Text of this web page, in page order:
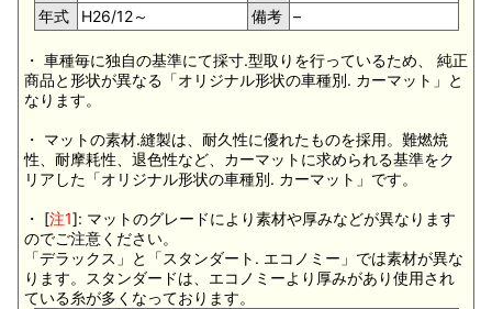
年式 H26/12～ 備考 –
・ 車種毎に独自の基準にて採寸.型取りを行っているため、 純正
商品と形状が異なる「オリジナル形状の車種別. カーマット」と
なります。
・ マットの素材.縫製は、耐久性に優れたものを採用。難燃焼
性、耐摩耗性、退色性など、カーマットに求められる基準をク
リアした「オリジナル形状の車種別. カーマット」です。
・ [注1]: マットのグレードにより素材や厚みなどが異なります
のでご注意ください。
「デラックス」と「スタンダート. エコノミー」では素材が異な
ります。スタンダードは、エコノミーより厚みがあり使用され
ている糸が多くなっております。